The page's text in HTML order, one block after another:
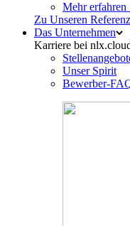
Mehr erfahren
Zu Unseren
Das Unternehmen
Karriere bei
Unser Spirit
Bewerber-